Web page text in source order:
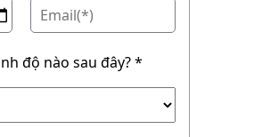
độ nào sau đây? *